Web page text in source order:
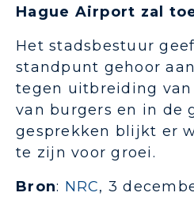
Hague Airport zal
Het stadsbestuur
standpunt gehoor
tegen uitbreiding
van burgers en in de
gesprekken blijkt er
te zijn voor groei.
Bron: NRC, 3